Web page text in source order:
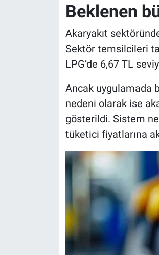
Beklenen
Akaryakıt
Sektör temsilcileri
LPG’de 6,67 TL
Ancak uygulamada
nedeni olarak ise
gösterildi. Sistem
tüketici fiyatlarına